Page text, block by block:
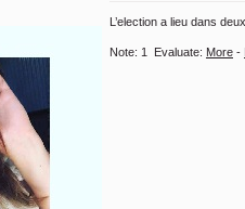
L’election a lieu dans
Note: 1 Evaluate: More -